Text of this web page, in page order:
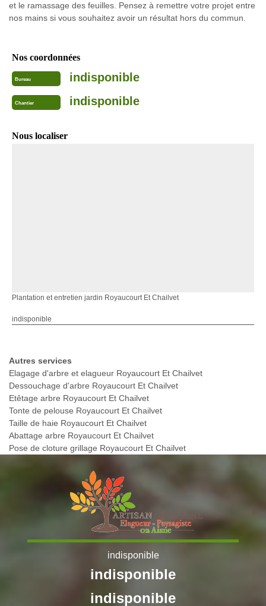
et le ramassage des feuilles. Pensez à remettre votre projet entre
nos mains si vous souhaitez avoir un résultat hors du commun.
Nos coordonnées
Bureau indisponible
Chantier indisponible
Nous localiser
Plantation et entretien jardin Royaucourt Et Chailvet
indisponible
Autres services
Elagage d'arbre et elagueur Royaucourt Et Chailvet
Dessouchage d'arbre Royaucourt Et Chailvet
Etêtage arbre Royaucourt Et Chailvet
Tonte de pelouse Royaucourt Et Chailvet
Taille de haie Royaucourt Et Chailvet
Abattage arbre Royaucourt Et Chailvet
Pose de cloture grillage Royaucourt Et Chailvet
indisponible
indisponible
indisponible